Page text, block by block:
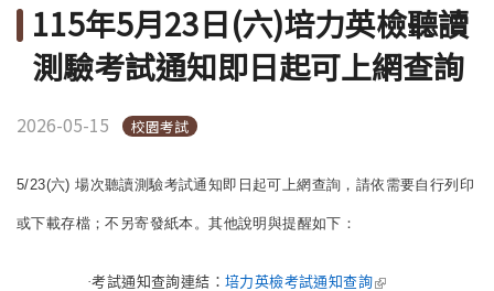
English (link is external)
115年5月23日(六)培力英檢聽讀
測驗考試通知即日起可上網查詢
2026-05-15 校園考試
5/23(六) 場次聽讀測驗考試通知即日起可上網查詢，請依需要自行列印
或下載存檔；不另寄發紙本。其他說明與提醒如下：
·考試通知查詢連結：培力英檢考試通知查詢